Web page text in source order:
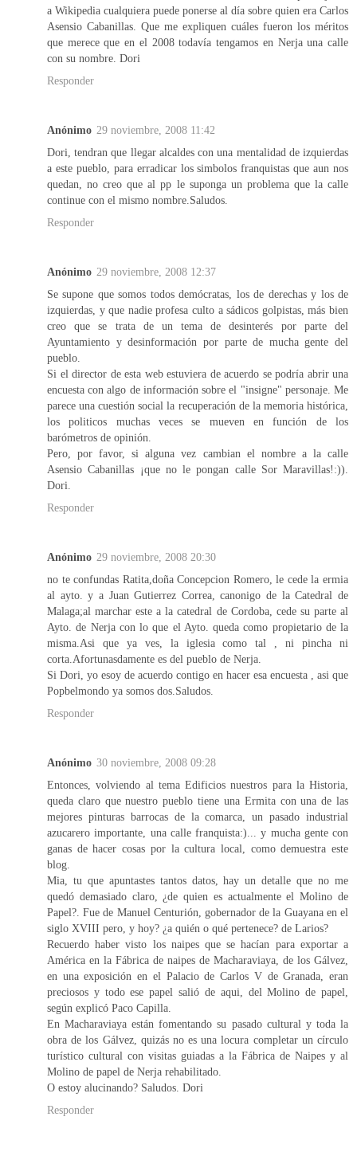
a Wikipedia cualquiera puede ponerse al día sobre quien era Carlos
Asensio Cabanillas. Que me expliquen cuáles fueron los méritos
que merece que en el 2008 todavía tengamos en Nerja una calle
con su nombre. Dori
Responder
Anónimo 29 noviembre, 2008 11:42
Dori, tendran que llegar alcaldes con una mentalidad de izquierdas
a este pueblo, para erradicar los simbolos franquistas que aun nos
quedan, no creo que al pp le suponga un problema que la calle
continue con el mismo nombre.Saludos.
Responder
Anónimo 29 noviembre, 2008 12:37
Se supone que somos todos demócratas, los de derechas y los de
izquierdas, y que nadie profesa culto a sádicos golpistas, más bien
creo que se trata de un tema de desinterés por parte del
Ayuntamiento y desinformación por parte de mucha gente del
pueblo.
Si el director de esta web estuviera de acuerdo se podría abrir una
encuesta con algo de información sobre el "insigne" personaje. Me
parece una cuestión social la recuperación de la memoria histórica,
los politicos muchas veces se mueven en función de los
barómetros de opinión.
Pero, por favor, si alguna vez cambian el nombre a la calle
Asensio Cabanillas ¡que no le pongan calle Sor Maravillas!:)).
Dori.
Responder
Anónimo 29 noviembre, 2008 20:30
no te confundas Ratita,doña Concepcion Romero, le cede la ermia
al ayto. y a Juan Gutierrez Correa, canonigo de la Catedral de
Malaga;al marchar este a la catedral de Cordoba, cede su parte al
Ayto. de Nerja con lo que el Ayto. queda como propietario de la
misma.Asi que ya ves, la iglesia como tal , ni pincha ni
corta.Afortunasdamente es del pueblo de Nerja.
Si Dori, yo esoy de acuerdo contigo en hacer esa encuesta , asi que
Popbelmondo ya somos dos.Saludos.
Responder
Anónimo 30 noviembre, 2008 09:28
Entonces, volviendo al tema Edificios nuestros para la Historia,
queda claro que nuestro pueblo tiene una Ermita con una de las
mejores pinturas barrocas de la comarca, un pasado industrial
azucarero importante, una calle franquista:)... y mucha gente con
ganas de hacer cosas por la cultura local, como demuestra este
blog.
Mia, tu que apuntastes tantos datos, hay un detalle que no me
quedó demasiado claro, ¿de quien es actualmente el Molino de
Papel?. Fue de Manuel Centurión, gobernador de la Guayana en el
siglo XVIII pero, y hoy? ¿a quién o qué pertenece? de Larios?
Recuerdo haber visto los naipes que se hacían para exportar a
América en la Fábrica de naipes de Macharaviaya, de los Gálvez,
en una exposición en el Palacio de Carlos V de Granada, eran
preciosos y todo ese papel salió de aqui, del Molino de papel,
según explicó Paco Capilla.
En Macharaviaya están fomentando su pasado cultural y toda la
obra de los Gálvez, quizás no es una locura completar un círculo
turístico cultural con visitas guiadas a la Fábrica de Naipes y al
Molino de papel de Nerja rehabilitado.
O estoy alucinando? Saludos. Dori
Responder